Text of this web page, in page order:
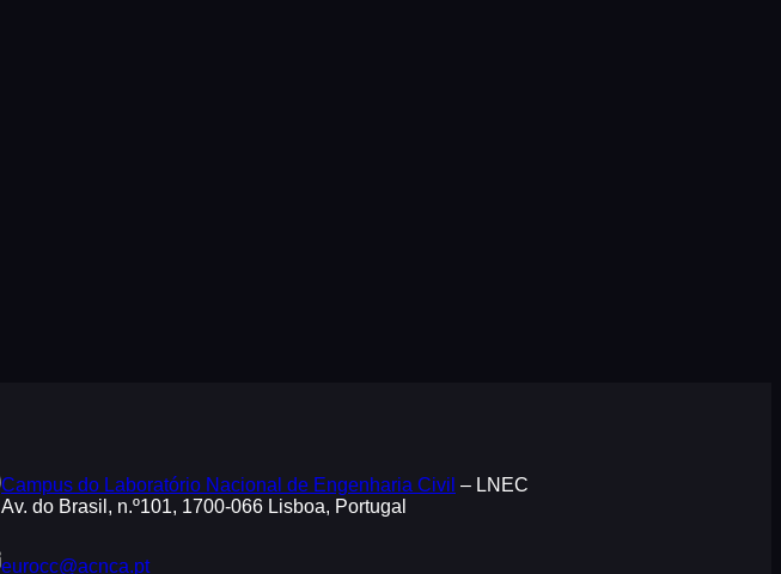
Campus do Laboratório Nacional de Engenharia Civil – LNEC
Av. do Brasil, n.º101, 1700-066 Lisboa, Portugal
eurocc@acnca.pt